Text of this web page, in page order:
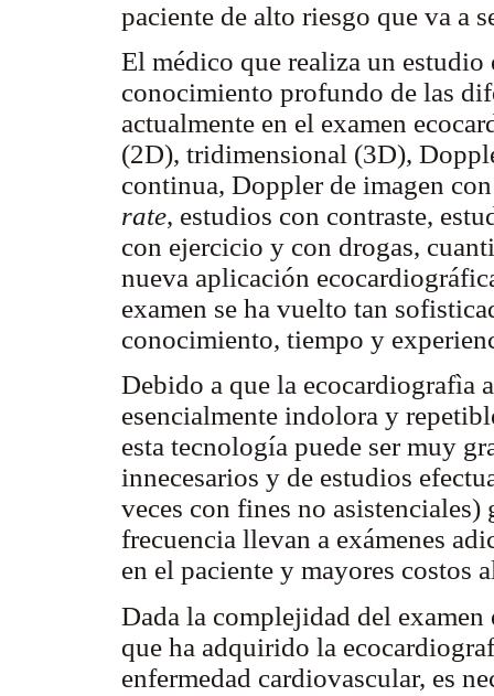
paciente de alto riesgo que va a
El médico que realiza un
conocimiento profundo de las
actualmente en el examen
(2D), tridimensional (3D),
continua, Doppler de imagen
rate, estudios con contraste,
con ejercicio y con drogas,
nueva aplicación
examen se ha vuelto tan
conocimiento, tiempo y
Debido a que la ecocardiografìa
esencialmente indolora y
esta tecnología puede ser muy
innecesarios y de estudios
veces con fines no
frecuencia llevan a exámenes
en el paciente y mayores costos
Dada la complejidad del
que ha adquirido la
enfermedad cardiovascular, es